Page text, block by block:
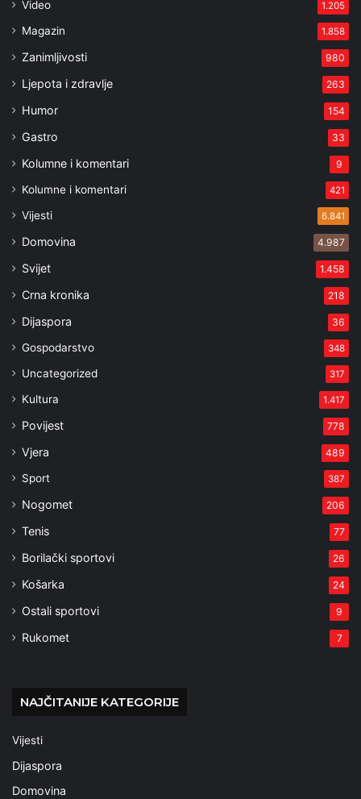
Video 1.205
Magazin 1.858
Zanimljivosti 980
Ljepota i zdravlje 263
Humor 154
Gastro 33
Kolumne i komentari 9
Kolumne i komentari 421
Vijesti 6.841
Domovina 4.987
Svijet 1.458
Crna kronika 218
Dijaspora 36
Gospodarstvo 348
Uncategorized 317
Kultura 1.417
Povijest 778
Vjera 489
Sport 387
Nogomet 206
Tenis 77
Borilački sportovi 26
Košarka 24
Ostali sportovi 9
Rukomet 7
NAJČITANIJE KATEGORIJE
Vijesti
Dijaspora
Domovina